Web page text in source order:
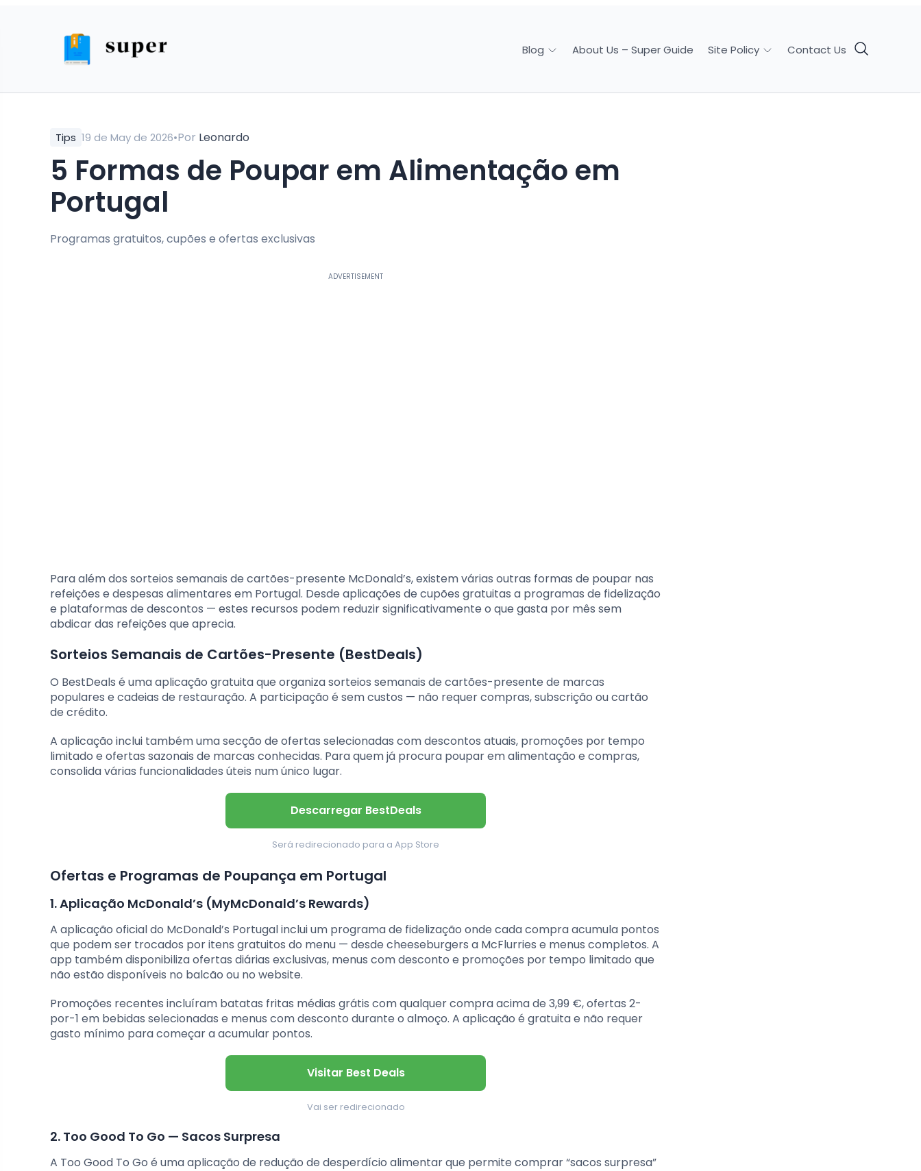
Blog About Us – Super Guide Site Policy Contact Us
Tips 19 de May de 2026•Por Leonardo
5 Formas de Poupar em Alimentação em
Portugal
Programas gratuitos, cupões e ofertas exclusivas
ADVERTISEMENT
Para além dos sorteios semanais de cartões-presente McDonald’s, existem várias outras formas de poupar nas
refeições e despesas alimentares em Portugal. Desde aplicações de cupões gratuitas a programas de fidelização
e plataformas de descontos — estes recursos podem reduzir significativamente o que gasta por mês sem
abdicar das refeições que aprecia.
Sorteios Semanais de Cartões-Presente (BestDeals)
O BestDeals é uma aplicação gratuita que organiza sorteios semanais de cartões-presente de marcas
populares e cadeias de restauração. A participação é sem custos — não requer compras, subscrição ou cartão
de crédito.
A aplicação inclui também uma secção de ofertas selecionadas com descontos atuais, promoções por tempo
limitado e ofertas sazonais de marcas conhecidas. Para quem já procura poupar em alimentação e compras,
consolida várias funcionalidades úteis num único lugar.
Descarregar BestDeals
Será redirecionado para a App Store
Ofertas e Programas de Poupança em Portugal
1. Aplicação McDonald’s (MyMcDonald’s Rewards)
A aplicação oficial do McDonald’s Portugal inclui um programa de fidelização onde cada compra acumula pontos
que podem ser trocados por itens gratuitos do menu — desde cheeseburgers a McFlurries e menus completos. A
app também disponibiliza ofertas diárias exclusivas, menus com desconto e promoções por tempo limitado que
não estão disponíveis no balcão ou no website.
Promoções recentes incluíram batatas fritas médias grátis com qualquer compra acima de 3,99 €, ofertas 2-
por-1 em bebidas selecionadas e menus com desconto durante o almoço. A aplicação é gratuita e não requer
gasto mínimo para começar a acumular pontos.
Visitar Best Deals
Vai ser redirecionado
2. Too Good To Go — Sacos Surpresa
A Too Good To Go é uma aplicação de redução de desperdício alimentar que permite comprar “sacos surpresa”